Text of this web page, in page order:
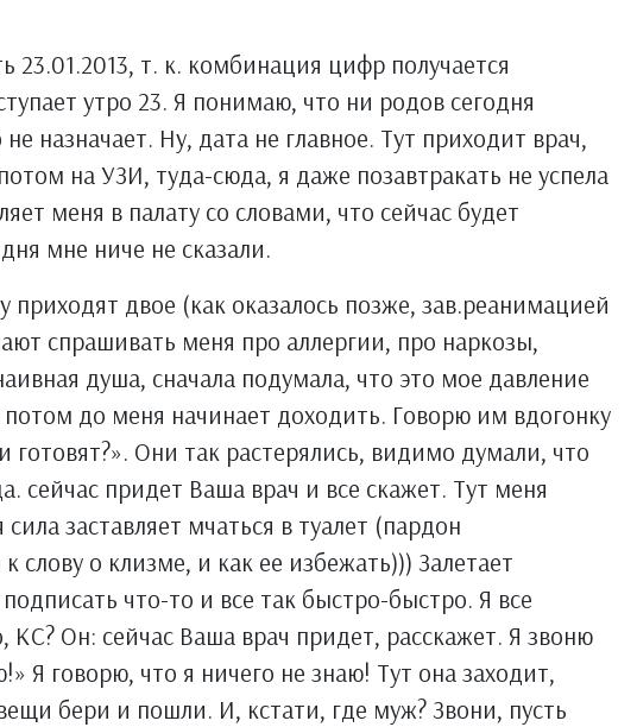
23.01.2013, т. к. комбинация цифр получается
утро 23. Я понимаю, что ни родов сегодня
назначает. Ну, дата не главное. Тут приходит врач,
на УЗИ, туда-сюда, я даже позавтракать не успела
меня в палату со словами, что сейчас будет
мне ниче не сказали.
приходят двое (как оказалось позже, зав.реанимацией
спрашивать меня про аллергии, про наркозы,
душа, сначала подумала, что это мое давление
потом до меня начинает доходить. Говорю им вдогонку
готовят?». Они так растерялись, видимо думали, что
сейчас придет Ваша врач и все скажет. Тут меня
заставляет мчаться в туалет (пардон
слову о клизме, и как ее избежать))) Залетает
что-то и все так быстро-быстро. Я все
КС? Он: сейчас Ваша врач придет, расскажет. Я звоню
Я говорю, что я ничего не знаю! Тут она заходит,
бери и пошли. И, кстати, где муж? Звони, пусть